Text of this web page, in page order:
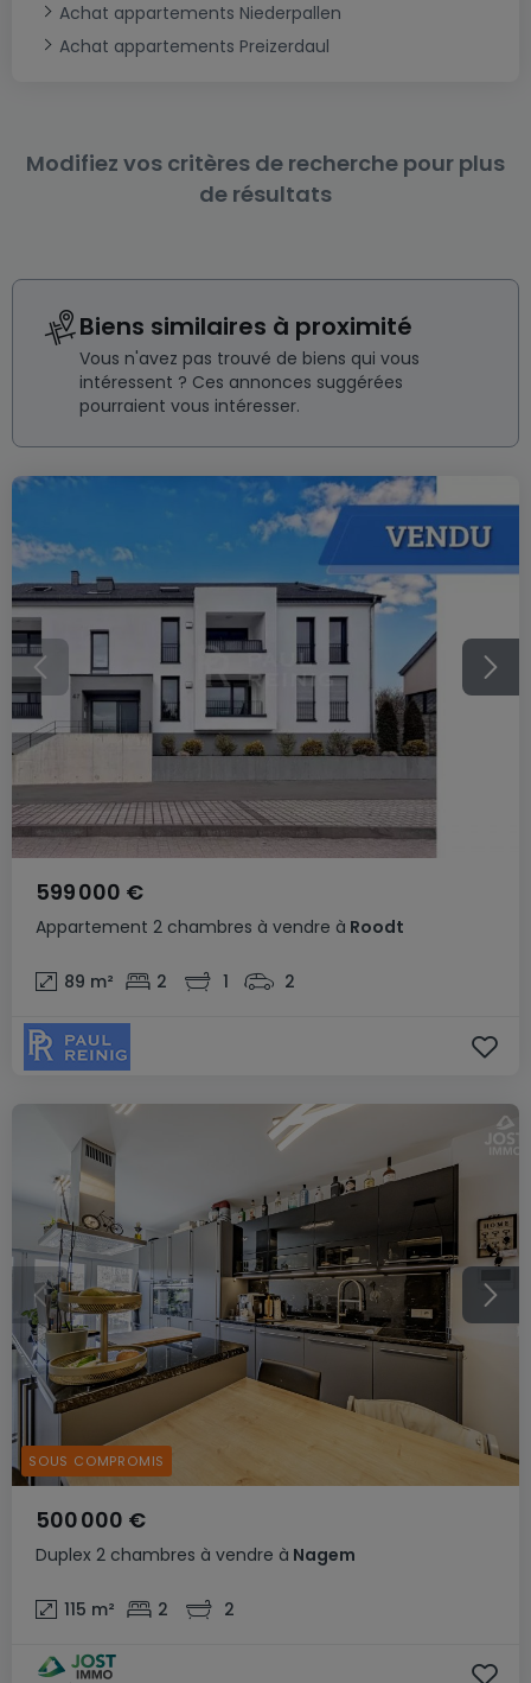
Achat appartements Niederpallen
Achat appartements Preizerdaul
Modifiez vos critères de recherche pour plus
de résultats
Biens similaires à proximité
Vous n'avez pas trouvé de biens qui vous
intéressent ? Ces annonces suggérées
pourraient vous intéresser.
Appartement 2 chambres à vendre à Roodt
599 000 €
89 m² 2 1 2
Duplex 2 chambres à vendre à Nagem
500 000 €
115 m² 2 2
SOUS COMPROMIS